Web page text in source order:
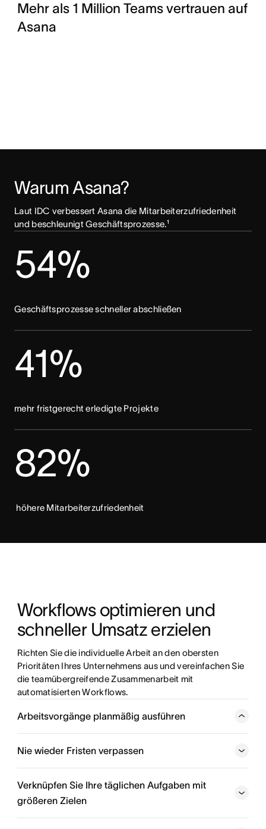
Mehr als 1 Million Teams vertrauen auf
Asana
Warum Asana?
Laut IDC verbessert Asana die Mitarbeiterzufriedenheit
und beschleunigt Geschäftsprozesse.¹
54%
Geschäftsprozesse schneller abschließen
41%
mehr fristgerecht erledigte Projekte
82%
höhere Mitarbeiterzufriedenheit
Workflows optimieren und
schneller Umsatz erzielen
Richten Sie die individuelle Arbeit an den obersten
Prioritäten Ihres Unternehmens aus und vereinfachen Sie
die teamübergreifende Zusammenarbeit mit
automatisierten Workflows.
Arbeitsvorgänge planmäßig ausführen
Automatisieren Sie ineffiziente Prozesse und koordinieren
Sie teamübergreifende Aufgaben nahtlos, damit Ihre
Bessere Arbeitsabläufe erstellen
Nie wieder Fristen verpassen
Zusammenhänge aller Projektvorgänge erkennen
Verknüpfen Sie Ihre täglichen Aufgaben mit
größeren Zielen